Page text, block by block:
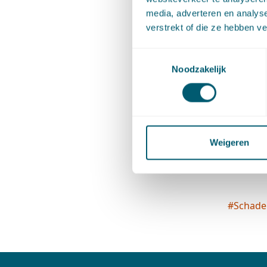
media, adverteren en
verstrekt of die ze hebben
Noodzakelijk
Weigeren
Kroniek
2012/
van
voor
Deel dit
#Schade